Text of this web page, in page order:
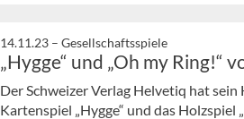
14.11.23 – Gesellschaftsspiele
„Hygge“ und „Oh my Ring!“
Der Schweizer Verlag Helvetiq hat
Kartenspiel „Hygge“ und das Holzspiel